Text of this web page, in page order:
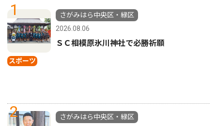
1
スポーツ
さがみはら中央区・緑区
2026.08.06
ＳＣ相模原氷川神社で必勝祈願
2
さがみはら中央区・緑区